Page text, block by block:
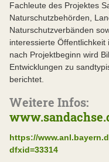
Fachleute des Projektes
Naturschutzbehörden,
Naturschutzverbänden
interessierte
nach Projektbeginn wird
Entwicklungen zu
berichtet.
Weitere Infos:
https://
dfxid=33314